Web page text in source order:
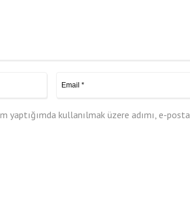
yaptığımda kullanılmak üzere adımı, e-